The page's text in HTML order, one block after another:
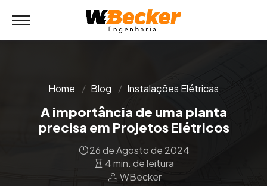
Home Blog Instalações Elétricas
A importância de uma planta
precisa em Projetos Elétricos
26 de Agosto de 2024
4 min. de leitura
personWBecker